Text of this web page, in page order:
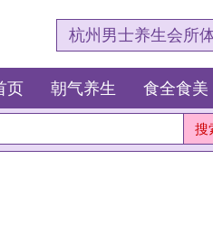
杭州男士养生会所体验网，专注
朝气养生 食全食美 狂欢派对